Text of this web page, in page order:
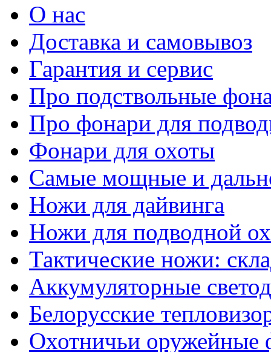
О нас
Доставка и самовывоз
Гарантия и сервис
Про подствольные
Про фонари для
Фонари для охоты
Самые мощные и
Ножи для дайвинга
Ножи для подводной
Тактические ножи:
Аккумуляторные
Белорусские
Охотничьи оружейные